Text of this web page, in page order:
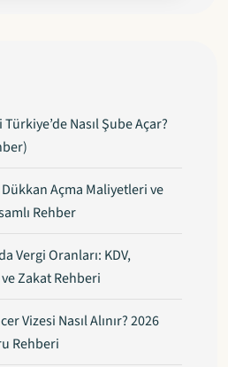
Nasıl Şube Açar?
Dükkan Açma Maliyetleri ve
Rehber
Vergi Oranları: KDV,
Zakat Rehberi
Vizesi Nasıl Alınır? 2026
Rehberi